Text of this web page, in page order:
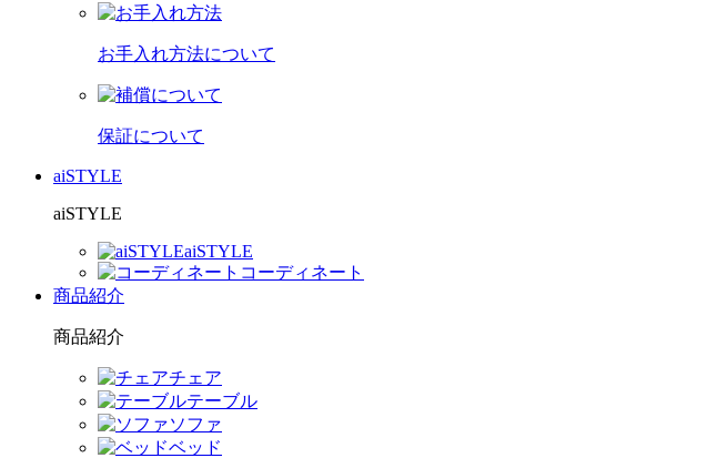
お手入れ方法について
保証について
aiSTYLE
aiSTYLE
aiSTYLE
コーディネート
商品紹介
商品紹介
チェア
テーブル
ソファ
ベッド